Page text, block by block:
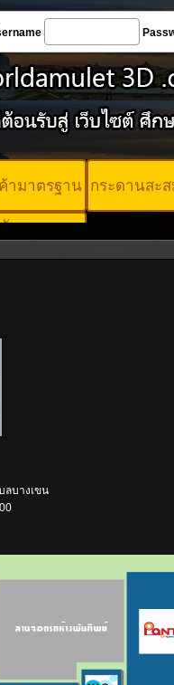
ามาตรฐาน กระดานสะ
ตรพระ
ลบางเขน